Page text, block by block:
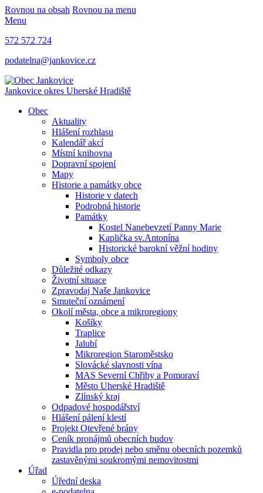
Rovnou na obsah Rovnou na menu
Menu
572 572 724
podatelna@jankovice.cz
Jankovice okres Uherské Hradiště
Obec
Aktuality
Hlášení rozhlasu
Kalendář akcí
Místní knihovna
Dopravní spojení
Mapy
Historie a památky obce
Historie v datech
Podrobná historie
Památky
Kostel Nanebevzetí Panny Marie
Kaplička sv.Antonína
Historické barokní věžní hodiny
Symboly obce
Důležité odkazy
Životní situace
Zpravodaj Naše Jankovice
Smuteční oznámení
Okolí města, obce a mikroregiony
Košíky
Traplice
Jalubí
Mikroregion Staroměstsko
Slovácké slavnosti vína
MAS Severní Chřiby a Pomoraví
Město Uherské Hradiště
Zlínský kraj
Odpadové hospodářství
Hlášení pálení klestí
Projekt Otevřené brány
Ceník pronájmů obecních budov
Pravidla pro prodej nebo směnu obecních pozemků
zastavěnými soukromými nemovitostmi
Úřad
Úřední deska